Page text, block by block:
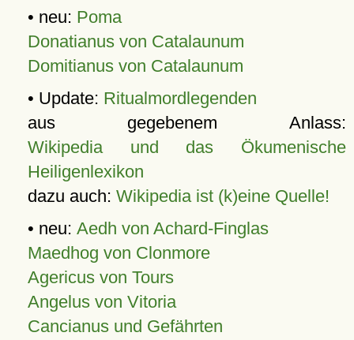
• neu: Poma
Donatianus von Catalaunum
Domitianus von Catalaunum
• Update: Ritualmordlegenden
aus gegebenem Anlass:
Wikipedia und das Ökumenische
Heiligenlexikon
dazu auch: Wikipedia ist (k)eine Quelle!
• neu: Aedh von Achard-Finglas
Maedhog von Clonmore
Agericus von Tours
Angelus von Vitoria
Cancianus und Gefährten